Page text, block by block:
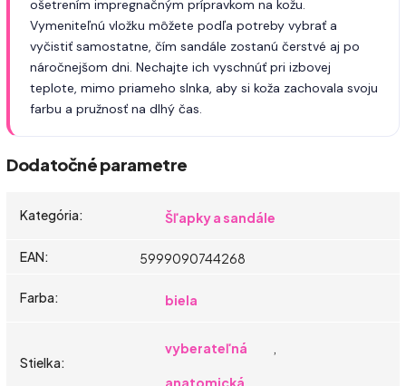
ošetrením impregnačným prípravkom na kožu.
Vymeniteľnú vložku môžete podľa potreby vybrať a
vyčistiť samostatne, čím sandále zostanú čerstvé aj po
náročnejšom dni. Nechajte ich vyschnúť pri izbovej
teplote, mimo priameho slnka, aby si koža zachovala svoju
farbu a pružnosť na dlhý čas.
Dodatočné parametre
Kategória: Šľapky a sandále
EAN: 5999090744268
Farba: biela
Stielka:
vyberateľná
anatomická